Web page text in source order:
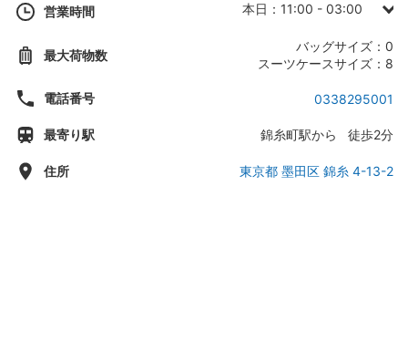
営業時間
本日：11:00 - 03:00
月曜日：11:00 - 03:00
木曜日：11:00 - 03:00
金曜日：11:00 - 03:00
最大荷物数
バッグサイズ：0
スーツケースサイズ：8
電話番号 0338295001
最寄り駅 錦糸町駅から 徒歩2分
住所 東京都 墨田区 錦糸 4-13-2